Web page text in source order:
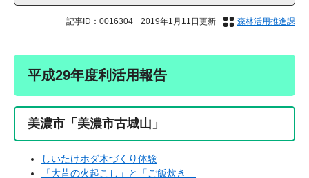
記事ID：0016304 2019年1月11日更新 森林活用推進課
平成29年度利活用報告
美濃市「美濃市古城山」
しいたけホダ木づくり体験
「大昔の火起こし」と「ご飯炊き」